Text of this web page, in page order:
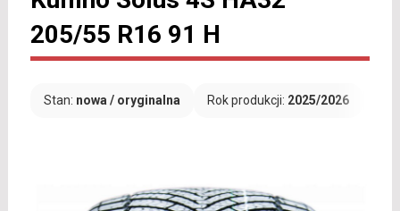
205/55 R16 91 H
Stan: nowa / oryginalna Rok produkcji: 2025/2026